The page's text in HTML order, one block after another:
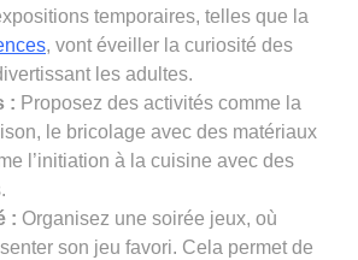
temporaires, telles que la
, vont éveiller la curiosité des
les adultes.
: Proposez des activités comme la
le bricolage avec des matériaux
l’initiation à la cuisine avec des
: Organisez une soirée jeux, où
son jeu favori. Cela permet de